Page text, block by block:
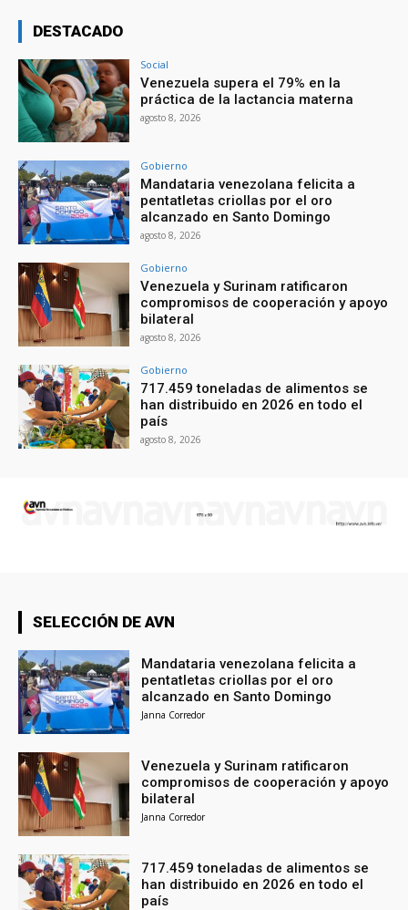
DESTACADO
Social
Venezuela supera el 79% en la
práctica de la lactancia materna
agosto 8, 2026
Gobierno
Mandataria venezolana felicita a
pentatletas criollas por el oro
alcanzado en Santo Domingo
agosto 8, 2026
Gobierno
Venezuela y Surinam ratificaron
compromisos de cooperación y apoyo
bilateral
agosto 8, 2026
Gobierno
717.459 toneladas de alimentos se
han distribuido en 2026 en todo el
país
agosto 8, 2026
SELECCIÓN DE AVN
Mandataria venezolana felicita a
pentatletas criollas por el oro
alcanzado en Santo Domingo
Janna Corredor
Venezuela y Surinam ratificaron
compromisos de cooperación y apoyo
bilateral
Janna Corredor
717.459 toneladas de alimentos se
han distribuido en 2026 en todo el
país